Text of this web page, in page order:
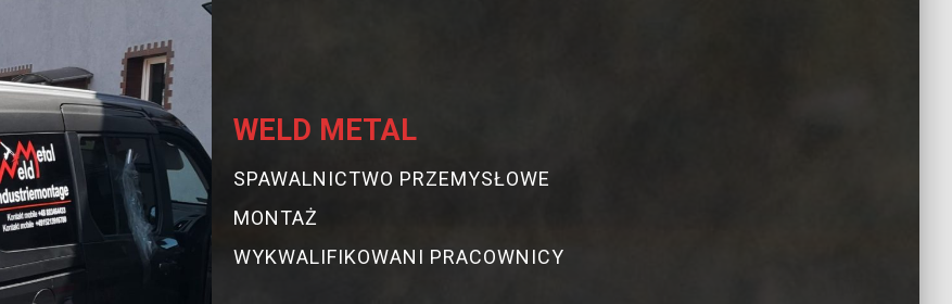
WELD METAL
SPAWALNICTWO PRZEMYSŁOWE
MONTAŻ
WYKWALIFIKOWANI PRACOWNICY